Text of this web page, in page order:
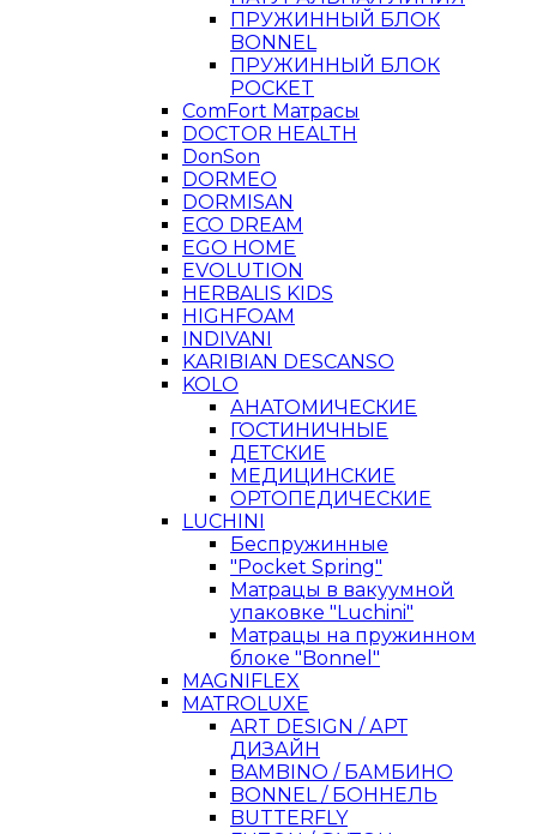
ПРУЖИННЫЙ БЛОК
BONNEL
ПРУЖИННЫЙ БЛОК
POCKET
ComFort Матрасы
DOCTOR HEALTH
DonSon
DORMEO
DORMISAN
ECO DREAM
EGO HOME
EVOLUTION
HERBALIS KIDS
HIGHFOAM
INDIVANI
KARIBIAN DESCANSO
KOLO
АНАТОМИЧЕСКИЕ
ГОСТИНИЧНЫЕ
ДЕТСКИЕ
МЕДИЦИНСКИЕ
ОРТОПЕДИЧЕСКИЕ
LUCHINI
Беспружинные
"Pocket Spring"
Матрацы в вакуумной
упаковке "Luchini"
Матрацы на пружинном
блоке "Bonnel"
MAGNIFLEX
MATROLUXE
ART DESIGN / АРТ
ДИЗАЙН
BAMBINO / БАМБИНО
BONNEL / БОННЕЛЬ
BUTTERFLY